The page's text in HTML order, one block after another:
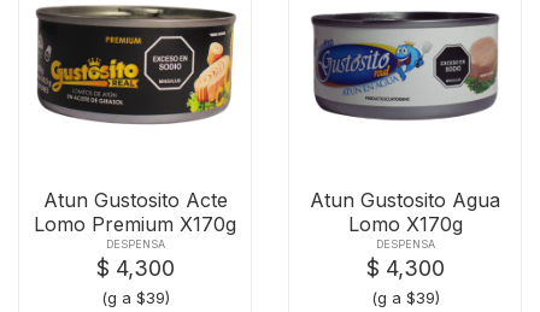
Atun Gustosito Acte
Lomo Premium X170g
DESPENSA
$ 4,300
(g a $39)
Atun Gustosito Agua
Lomo X170g
DESPENSA
$ 4,300
(g a $39)